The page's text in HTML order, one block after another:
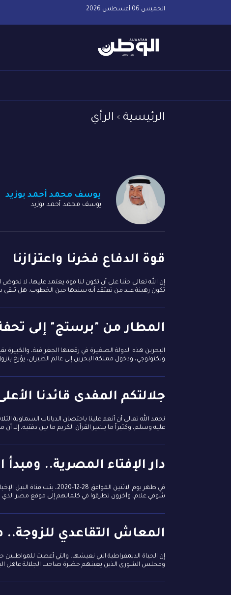
الخميس 06 أغسطس 2026
الرئيسية الرأي
يوسف محمد أحمد بوزيد
يوسف محمد أحمد بوزيد
قوة الدفاع فخرنا واعتزازنا
إن الله تعالى حثنا على أن تكون لنا قوة يعتمد عليها، لا
تكون رهينة عند من تعتقد أنه سندها حين الخطوب. هل تبقى
المطار من "برستج" إلى
البحرين هذه الدولة الصغيرة في رقعتها الجغرافية،
وتكنولوجي، ودخول مملكة البحرين إلى عالم الطيران، يؤرخ بنزول أول طائرة
جلالتكم المفدى قائدنا
نحمد الله تعالى أن أنعم علينا باحتضان الديانات السماوية
عليه وسلم، وكثيراً ما يشير القرآن الكريم ما بين دفتيه، إلا
دار الإفتاء المصرية..
شوقي علام، وآخرون تطرقوا في كلماتهم إلى موقع مصر
المعاش التقاعدي
إن الحياة الديمقراطية التي نعيشها، والتي أعطت
ومجلس الشورى الذين يعينهم حضرة صاحب الجلالة عاهل